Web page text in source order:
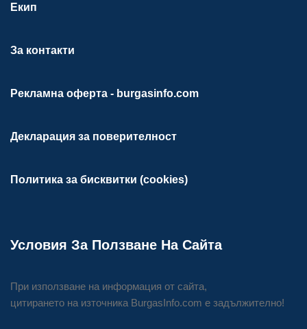
Екип
За контакти
Рекламна оферта - burgasinfo.com
Декларация за поверителност
Политика за бисквитки (cookies)
Условия За Ползване На Сайта
При използване на информация от сайта,
цитирането на източника BurgasInfo.com е задължително!